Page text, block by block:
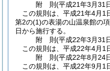
附 則(平成21年3月31
この規則は、平成21年4月1
第2の(1)の表湯の山温泉館の
日から施行する。
附 則(平成22年3月31
この規則は、平成22年4月1
附 則(平成22年8月24
この規則は、平成22年9月1